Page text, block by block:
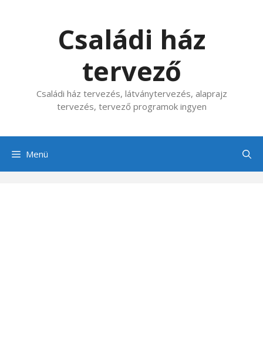
Családi ház
tervező
Családi ház tervezés, látványtervezés, alaprajz
tervezés, tervező programok ingyen
Menü